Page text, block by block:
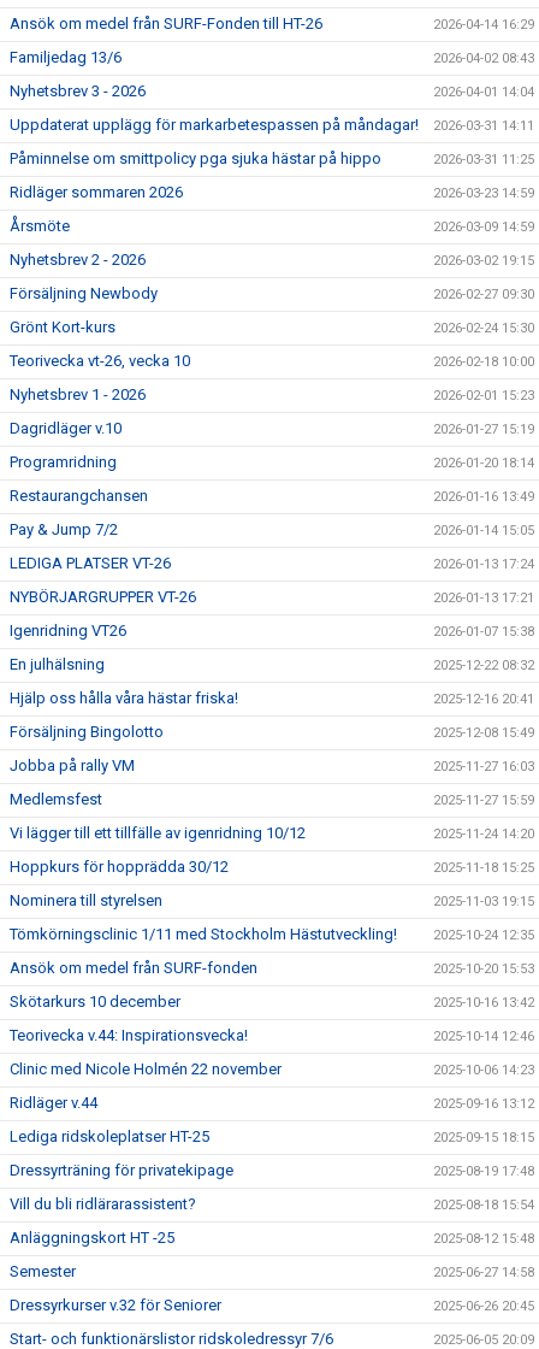
Ansök om medel från SURF-Fonden till HT-26 2026-04-14 16:29
Familjedag 13/6 2026-04-02 08:43
Nyhetsbrev 3 - 2026 2026-04-01 14:04
Uppdaterat upplägg för markarbetespassen på måndagar! 2026-03-31 14:11
Påminnelse om smittpolicy pga sjuka hästar på hippo 2026-03-31 11:25
Ridläger sommaren 2026 2026-03-23 14:59
Årsmöte 2026-03-09 14:59
Nyhetsbrev 2 - 2026 2026-03-02 19:15
Försäljning Newbody 2026-02-27 09:30
Grönt Kort-kurs 2026-02-24 15:30
Teorivecka vt-26, vecka 10 2026-02-18 10:00
Nyhetsbrev 1 - 2026 2026-02-01 15:23
Dagridläger v.10 2026-01-27 15:19
Programridning 2026-01-20 18:14
Restaurangchansen 2026-01-16 13:49
Pay & Jump 7/2 2026-01-14 15:05
LEDIGA PLATSER VT-26 2026-01-13 17:24
NYBÖRJARGRUPPER VT-26 2026-01-13 17:21
Igenridning VT26 2026-01-07 15:38
En julhälsning 2025-12-22 08:32
Hjälp oss hålla våra hästar friska! 2025-12-16 20:41
Försäljning Bingolotto 2025-12-08 15:49
Jobba på rally VM 2025-11-27 16:03
Medlemsfest 2025-11-27 15:59
Vi lägger till ett tillfälle av igenridning 10/12 2025-11-24 14:20
Hoppkurs för hopprädda 30/12 2025-11-18 15:25
Nominera till styrelsen 2025-11-03 19:15
Tömkörningsclinic 1/11 med Stockholm Hästutveckling! 2025-10-24 12:35
Ansök om medel från SURF-fonden 2025-10-20 15:53
Skötarkurs 10 december 2025-10-16 13:42
Teorivecka v.44: Inspirationsvecka! 2025-10-14 12:46
Clinic med Nicole Holmén 22 november 2025-10-06 14:23
Ridläger v.44 2025-09-16 13:12
Lediga ridskoleplatser HT-25 2025-09-15 18:15
Dressyrträning för privatekipage 2025-08-19 17:48
Vill du bli ridlärarassistent? 2025-08-18 15:54
Anläggningskort HT -25 2025-08-12 15:48
Semester 2025-06-27 14:58
Dressyrkurser v.32 för Seniorer 2025-06-26 20:45
Start- och funktionärslistor ridskoledressyr 7/6 2025-06-05 20:09